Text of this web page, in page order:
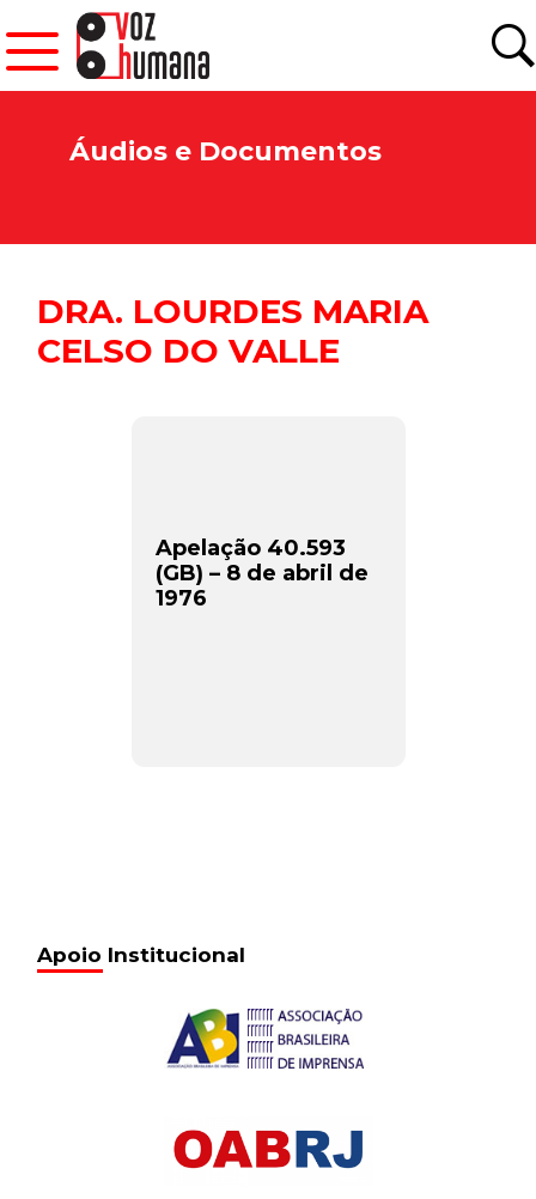
Áudios e Documentos
DRA. LOURDES MARIA
CELSO DO VALLE
Apelação 40.593
(GB) – 8 de abril de
1976
Apoio Institucional